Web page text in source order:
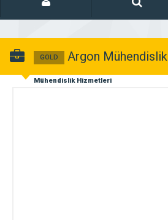
GOLD Argon Mühendislik
Mühendislik Hizmetleri